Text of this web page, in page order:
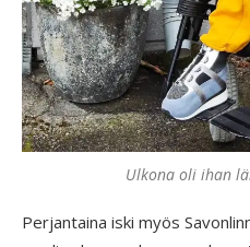
Ulkona oli ihan
Perjantaina iski myös